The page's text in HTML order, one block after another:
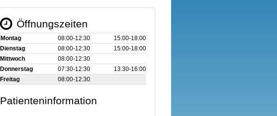
Öffnungszeiten
Montag 08:00‑12:30
15:00‑18:00
Dienstag
08:00‑12:30
15:00‑18:00
Mittwoch
08:00‑12:30
Donnerstag
07:30‑12:30
13:30‑16:00
Freitag
08:00‑12:30
Patienteninformation